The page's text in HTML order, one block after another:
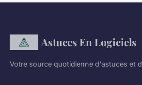
Astuces En Logiciels
Votre source quotidienne d'astuces et